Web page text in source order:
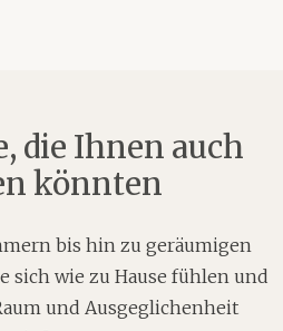
die Ihnen auch
könnten
bis hin zu geräumigen
sich wie zu Hause fühlen und
und Ausgeglichenheit